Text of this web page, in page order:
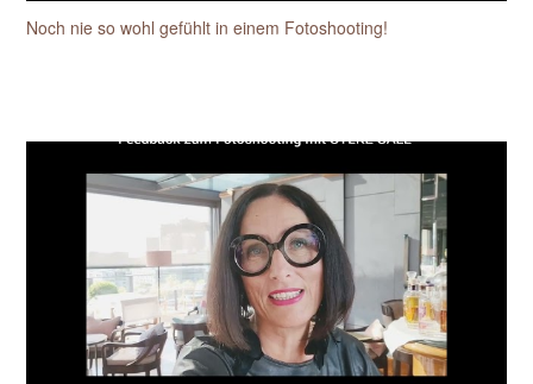
Noch nie so wohl gefühlt in einem Fotoshooting!